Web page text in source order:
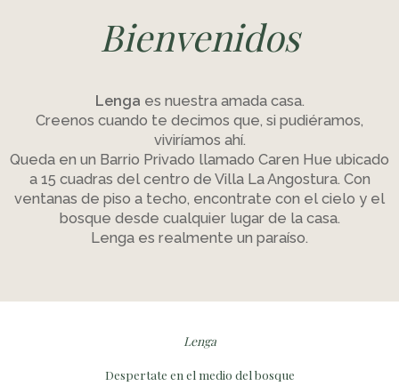
Bienvenidos
Lenga es nuestra amada casa.
Creenos cuando te decimos que, si pudiéramos,
viviríamos ahí.
Queda en un Barrio Privado llamado Caren Hue ubicado
a 15 cuadras del centro de Villa La Angostura. Con
ventanas de piso a techo, encontrate con el cielo y el
bosque desde cualquier lugar de la casa.
Lenga es realmente un paraíso.
Lenga
Despertate en el medio del bosque